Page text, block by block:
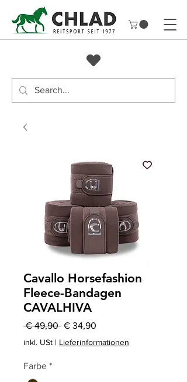
Cavallo Horsefashion
Fleece-Bandagen
CAVALHIVA
€ 49,90 Standardpreis
€ 34,90
Preis
inkl. USt | Lieferinformationen
Farbe *